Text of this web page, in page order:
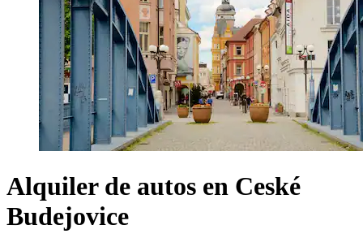
Alquiler de autos en Ceské
Budejovice